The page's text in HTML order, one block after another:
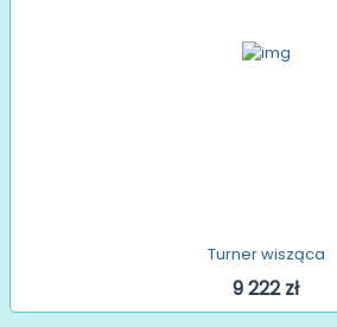
Turner wisząca
9 222 zł